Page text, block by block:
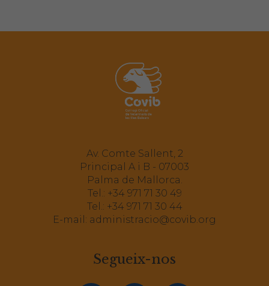
Av. Comte Sallent, 2
Principal A i B - 07003
Palma de Mallorca.
Tel.: +34 971 71 30 49
Tel.: +34 971 71 30 44
E-mail: administracio@covib.org
Segueix-nos